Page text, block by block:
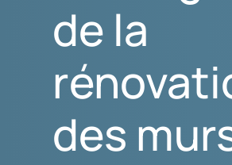
de la
des